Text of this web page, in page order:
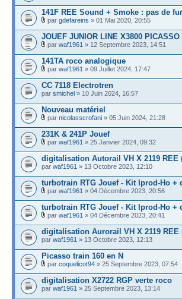
141F REE Sound + Smoke : pas de
par gdefareins » 01 Mai 2020, 20:55
JOUEF JUNIOR LINE X3800 PICASSO
par waf1961 » 12 Septembre 2023, 14:51
141TA roco analogique
par waf1961 » 09 Juillet 2024, 17:47
CC 7118 Electrotren
par smichel » 10 Juin 2024, 16:57
Nouveau matériel
par nicolasscrofani » 05 Juin 2024, 21:28
231K & 241P Jouef
par waf1961 » 25 Janvier 2024, 09:32
digitalisation Autorail VH X 2119 REE
par waf1961 » 13 Octobre 2023, 12:10
turbotrain RTG Jouef - Kit Iprod-Ho +
par waf1961 » 04 Décembre 2023, 20:56
turbotrain RTG Jouef - Kit Iprod-Ho +
par waf1961 » 04 Décembre 2023, 20:41
digitalisation Aurorail VH X 2119 REE
par waf1961 » 13 Octobre 2023, 12:13
Picasso train 160 en N
par coquelicot94 » 25 Septembre 2023, 07:54
digitalisation X2722 RGP verte roco
par waf1961 » 25 Septembre 2023, 13:14